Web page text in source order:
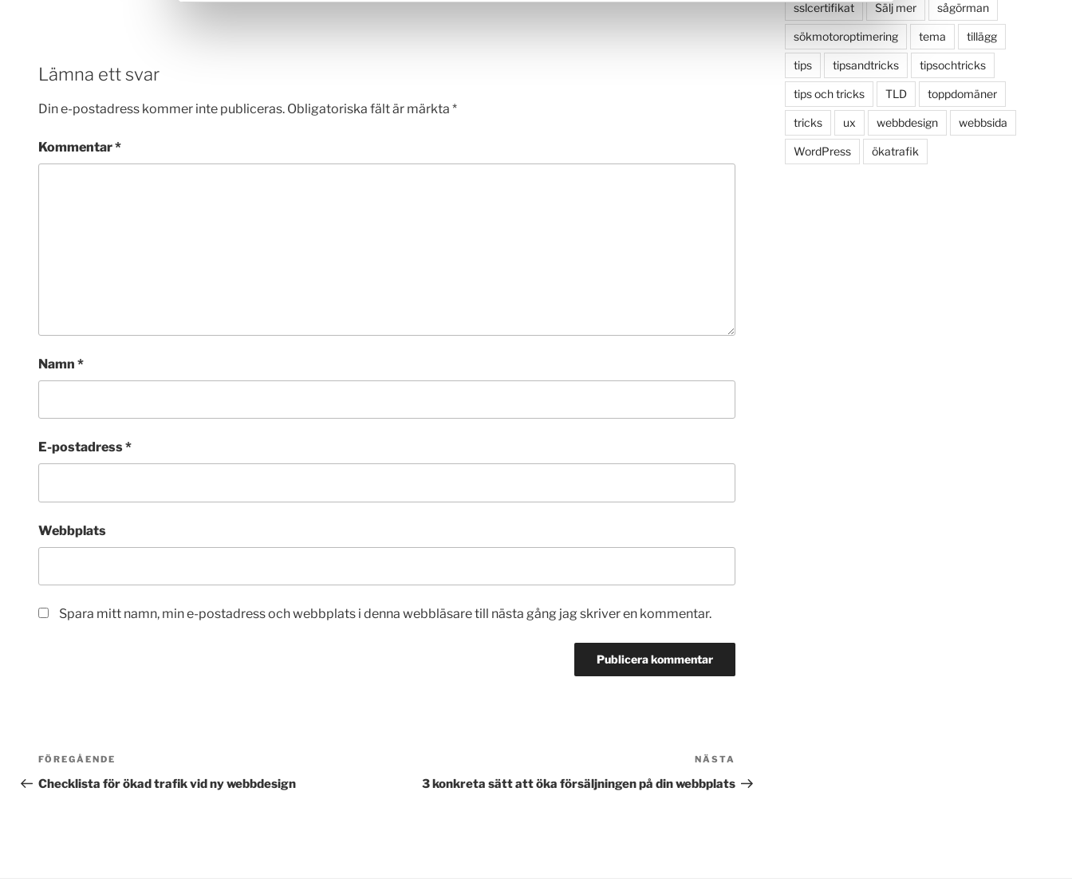
Lämna ett svar
Din e-postadress kommer inte publiceras. Obligatoriska fält är märkta *
Kommentar*
Namn *
E-postadress*
Webbplats
Spara mitt namn, min e-postadress och webbplats i denna webbläsare till nästa gång jag skriver en kommentar.
Inläggsnavigering
Föregående
inlägg
FÖREGÅENDE
Checklista för ökad trafik vid ny webbdesign
inlägg
NÄSTA
3 konkreta sätt att öka försäljningen på din webbplats
sslcertifikat Sälj mer sågörman
sökmotoroptimering tema tillägg
tips tipsandtricks tipsochtricks
tips och tricks TLD toppdomäner
tricks ux webbdesign webbsida
WordPress ökatrafik